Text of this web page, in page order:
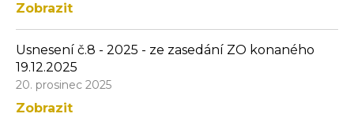
Zobrazit
Usnesení č.8 - 2025 - ze zasedání ZO konaného
19.12.2025
20. prosinec 2025
Zobrazit